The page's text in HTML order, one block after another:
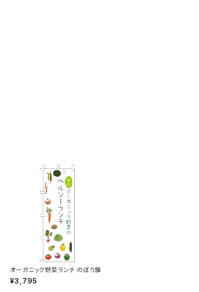
オーガニック野菜ランチ のぼり旗
¥3,795